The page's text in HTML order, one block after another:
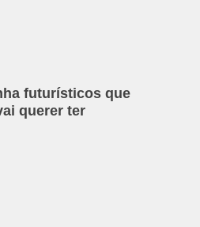
futurísticos que
querer ter